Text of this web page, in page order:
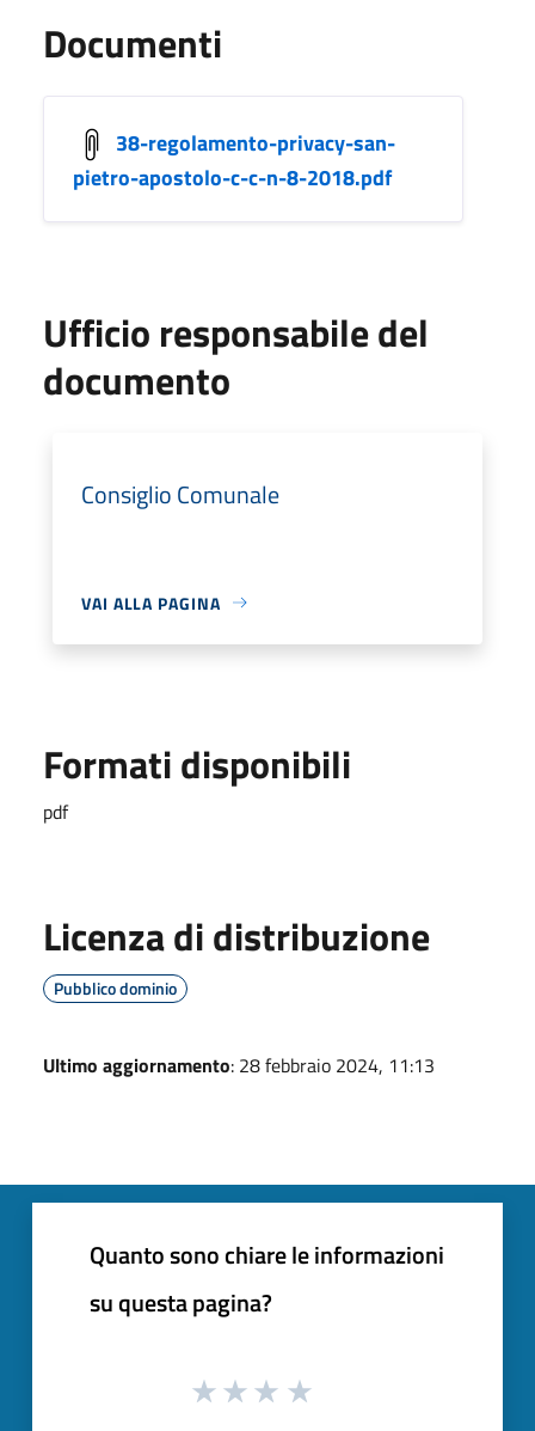
Documenti
38-regolamento-privacy-san-
pietro-apostolo-c-c-n-8-2018.pdf
Ufficio responsabile del
documento
Consiglio Comunale
VAI ALLA PAGINA
Formati disponibili
pdf
Licenza di distribuzione
Pubblico dominio
Ultimo aggiornamento: 28 febbraio 2024, 11:13
Quanto sono chiare le informazioni
su questa pagina?